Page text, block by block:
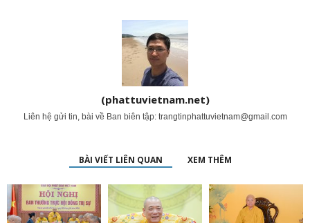
(phattuvietnam.net)
Liên hệ gửi tin, bài về Ban biên tập: trangtinphattuvietnam@gmail.com
BÀI VIẾT LIÊN QUAN XEM THÊM